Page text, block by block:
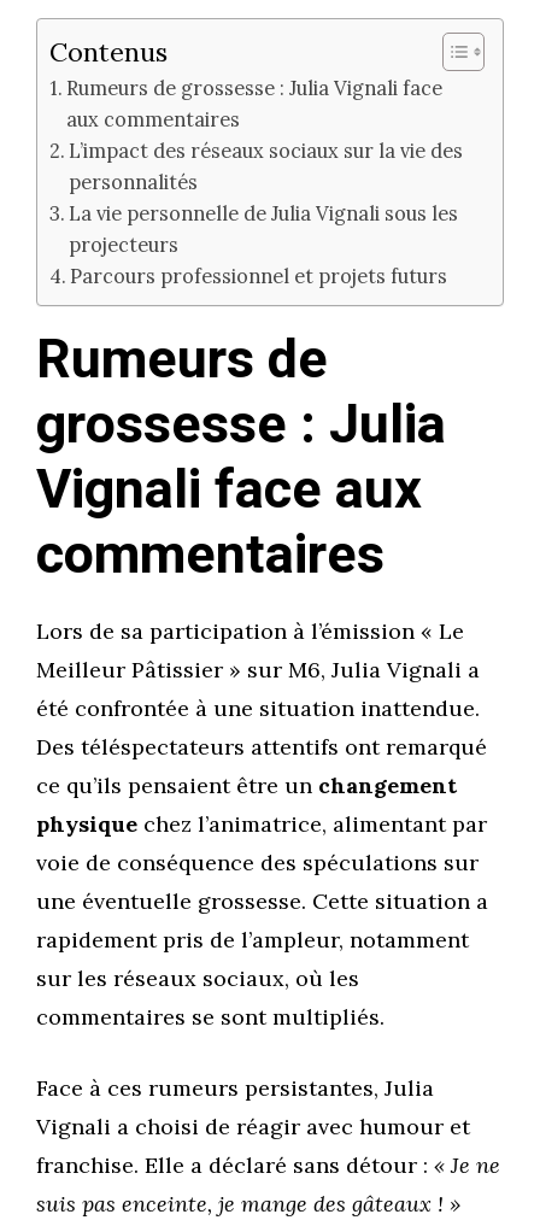
Contenus
Rumeurs de grossesse : Julia Vignali face
aux commentaires
L’impact des réseaux sociaux sur la vie des
personnalités
La vie personnelle de Julia Vignali sous les
projecteurs
Parcours professionnel et projets futurs
Rumeurs de
grossesse : Julia
Vignali face aux
commentaires
Lors de sa participation à l’émission « Le
Meilleur Pâtissier » sur M6, Julia Vignali a
été confrontée à une situation inattendue.
Des téléspectateurs attentifs ont remarqué
ce qu’ils pensaient être un changement
physique chez l’animatrice, alimentant par
voie de conséquence des spéculations sur
une éventuelle grossesse. Cette situation a
rapidement pris de l’ampleur, notamment
sur les réseaux sociaux, où les
commentaires se sont multipliés.
Face à ces rumeurs persistantes, Julia
Vignali a choisi de réagir avec humour et
franchise. Elle a déclaré sans détour : « Je ne
suis pas enceinte, je mange des gâteaux ! »